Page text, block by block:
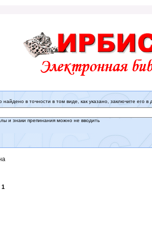
в точности в том виде, как указано, заключите его в
и знаки препинания можно не вводить
1